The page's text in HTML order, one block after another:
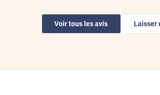
idée ; cela dépend du vantail et selon le cas
mm au minimum... Et au passage, je ne
Voir tous les avis Laisser